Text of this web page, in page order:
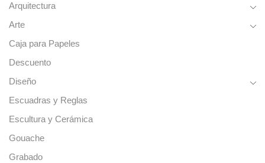
cantidad
Arquitectura
Arte
Caja para Papeles
Descuento
Diseño
Escuadras y Reglas
Escultura y Cerámica
Gouache
Grabado